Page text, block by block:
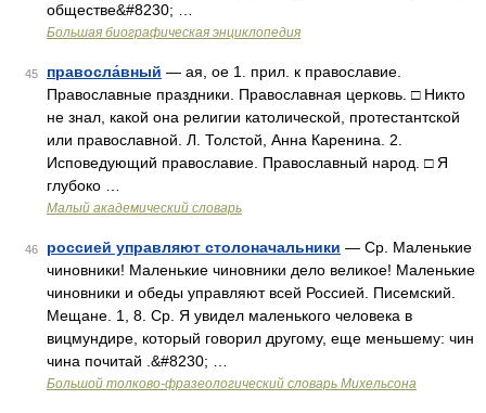
обществе&#8230; …
Большая биографическая энциклопедия
45 правосла́вный — ая, ое 1. прил. к православие.
Православные праздники. Православная церковь. □ Никто
не знал, какой она религии католической, протестантской
или православной. Л. Толстой, Анна Каренина. 2.
Исповедующий православие. Православный народ. □ Я
глубоко …
Малый академический словарь
46 россией управляют столоначальники — Ср. Маленькие
чиновники! Маленькие чиновники дело великое! Маленькие
чиновники и обеды управляют всей Россией. Писемский.
Мещане. 1, 8. Ср. Я увидел маленького человека в
вицмундире, который говорил другому, еще меньшему: чин
чина почитай .&#8230; …
Большой толково-фразеологический словарь Михельсона